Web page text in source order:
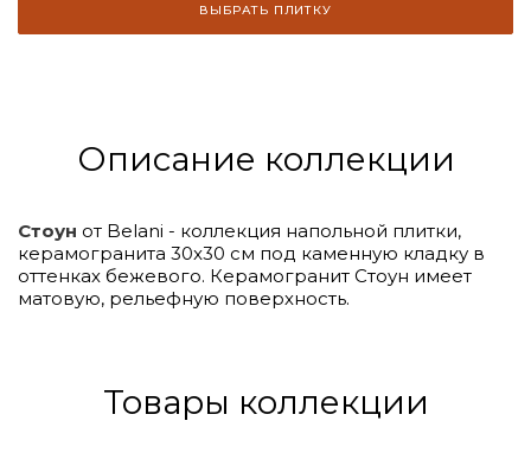
ВЫБРАТЬ ПЛИТКУ
Описание коллекции
Стоун от Belani - коллекция напольной плитки,
керамогранита 30x30 см под каменную кладку в
оттенках бежевого. Керамогранит Стоун имеет
матовую, рельефную поверхность.
Товары коллекции